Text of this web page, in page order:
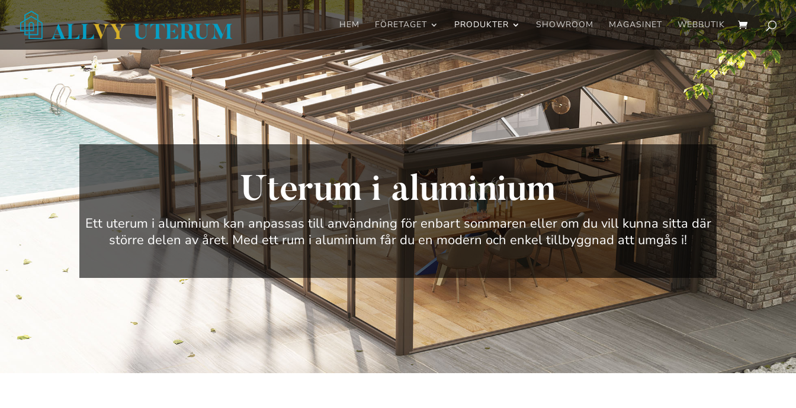
HEM FÖRETAGET PRODUKTER SHOWROOM MAGASINET WEBBUTIK
Uterum i aluminium
Ett uterum i aluminium kan anpassas till användning för enbart sommaren eller om du vill kunna sitta där
större delen av året. Med ett rum i aluminium får du en modern och enkel tillbyggnad att umgås i!